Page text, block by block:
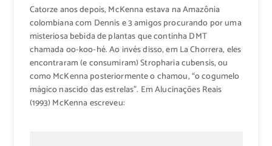
Catorze anos depois, McKenna estava na Amazônia
colombiana com Dennis e 3 amigos procurando por uma
misteriosa bebida de plantas que continha DMT
chamada oo-koo-hé. Ao invés disso, em La Chorrera, eles
encontraram (e consumiram) Stropharia cubensis, ou
como McKenna posteriormente o chamou, “o cogumelo
mágico nascido das estrelas”. Em Alucinações Reais
(1993) McKenna escreveu: